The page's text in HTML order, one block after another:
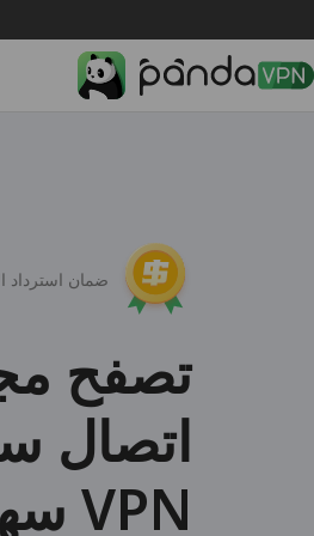
ضمان استرداد
تصفح
اتصال
VPN سهل الاستخدام